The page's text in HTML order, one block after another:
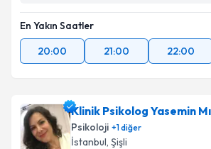
En Yakın Saatler
20:00
21:00 22:00
Klinik Psikolog Yasemin
Psikoloji +1diğer
İstanbul, Şişli